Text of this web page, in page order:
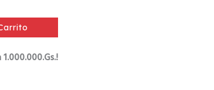
₲ 442.400.